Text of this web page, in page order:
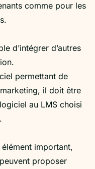
comme pour les
d’intégrer d’autres
permettant de
il doit être
au LMS choisi
important,
proposer